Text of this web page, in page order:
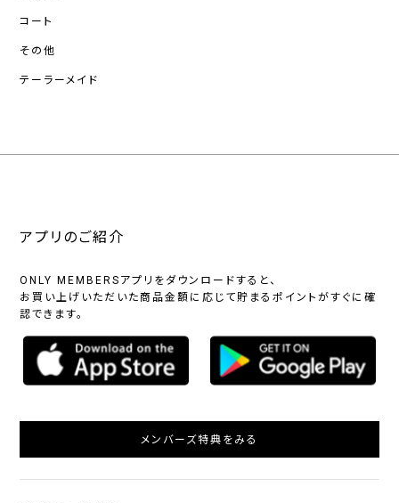
コート
その他
テーラーメイド
アプリのご紹介
ONLY MEMBERSアプリをダウンロードすると、
お買い上げいただいた商品金額に応じて貯まるポイントがすぐに確
認できます。
メンバーズ特典をみる